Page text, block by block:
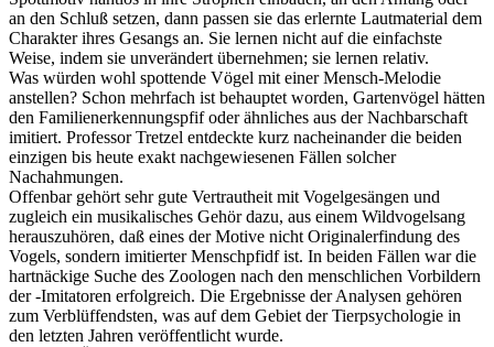
an den Schluß setzen, dann passen sie das erlernte Lautmaterial dem
Charakter ihres Gesangs an. Sie lernen nicht auf die einfachste
Weise, indem sie unverändert übernehmen; sie lernen relativ.
Was würden wohl spottende Vögel mit einer Mensch-Melodie
anstellen? Schon mehrfach ist behauptet worden, Gartenvögel hätten
den Familienerkennungspfif oder ähnliches aus der Nachbarschaft
imitiert. Professor Tretzel entdeckte kurz nacheinander die beiden
einzigen bis heute exakt nachgewiesenen Fällen solcher
Nachahmungen.
Offenbar gehört sehr gute Vertrautheit mit Vogelgesängen und
zugleich ein musikalisches Gehör dazu, aus einem Wildvogelsang
herauszuhören, daß eines der Motive nicht Originalerfindung des
Vogels, sondern imitierter Menschpfidf ist. In beiden Fällen war die
hartnäckige Suche des Zoologen nach den menschlichen Vorbildern
der -Imitatoren erfolgreich. Die Ergebnisse der Analysen gehören
zum Verblüffendsten, was auf dem Gebiet der Tierpsychologie in
den letzten Jahren veröffentlicht wurde.